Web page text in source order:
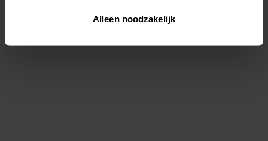
Via "Cookie instellingen" kun je ook zelf instellen welke
Alleen noodzakelijk